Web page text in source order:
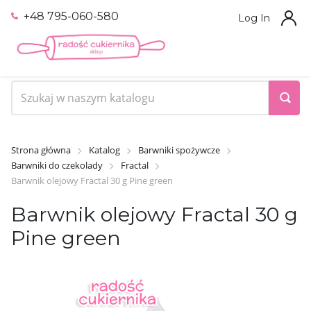
+48 795-060-580 Log In
Strona główna Katalog
Barwniki spożywcze
Barwniki do czekolady
Fractal
Barwnik olejowy Fractal 30 g Pine green
Barwnik olejowy Fractal 30 g
Pine green